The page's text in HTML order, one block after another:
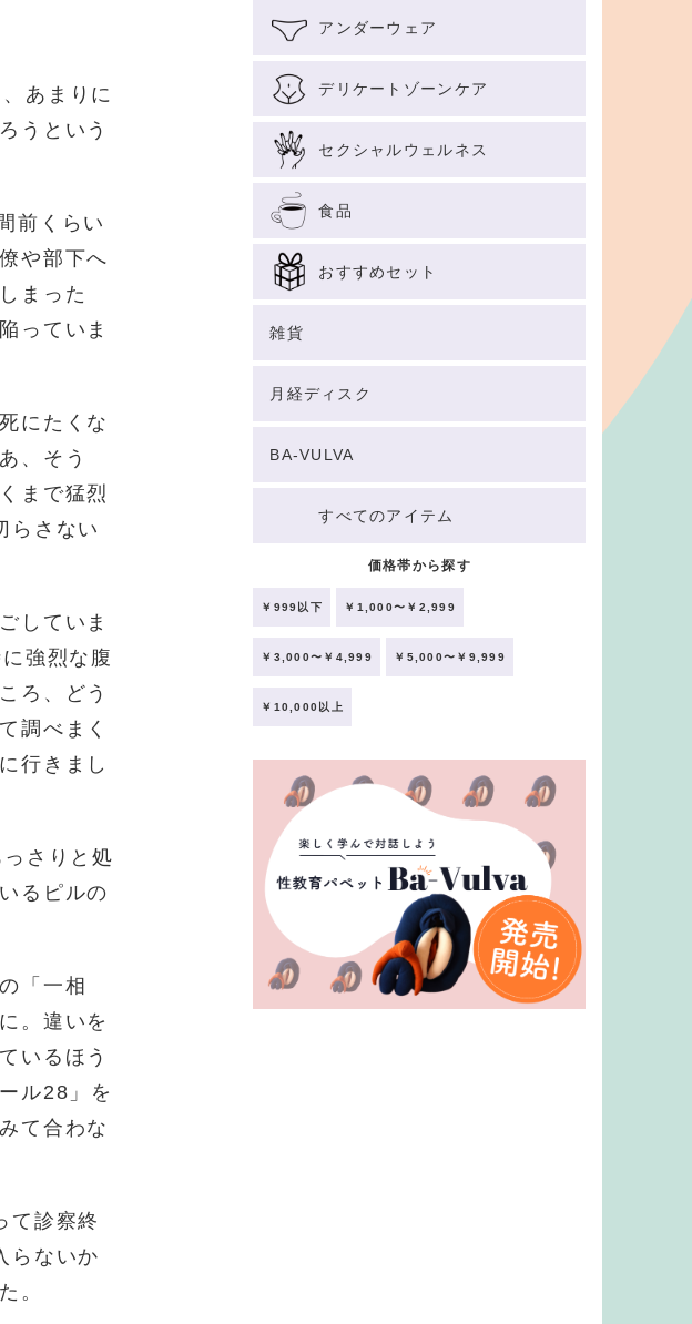
あまりに
うという
前くらい
や部下へ
まった
っていま
にたくな
、そう
まで猛烈
らさない
していま
強烈な腹
ろ、どう
調べまく
行きまし
さりと処
るピルの
「一相
。違いを
いるほう
ル28」を
て合わな
て診察終
らないか
。
アンダーウェア
デリケートゾーンケア
セクシャルウェルネス
食品
おすすめセット
雑貨
月経ディスク
BA-VULVA
すべてのアイテム
価格帯から探す
￥999以下 ￥1,000〜￥2,999
￥3,000〜￥4,999 ￥5,000〜￥9,999
￥10,000以上